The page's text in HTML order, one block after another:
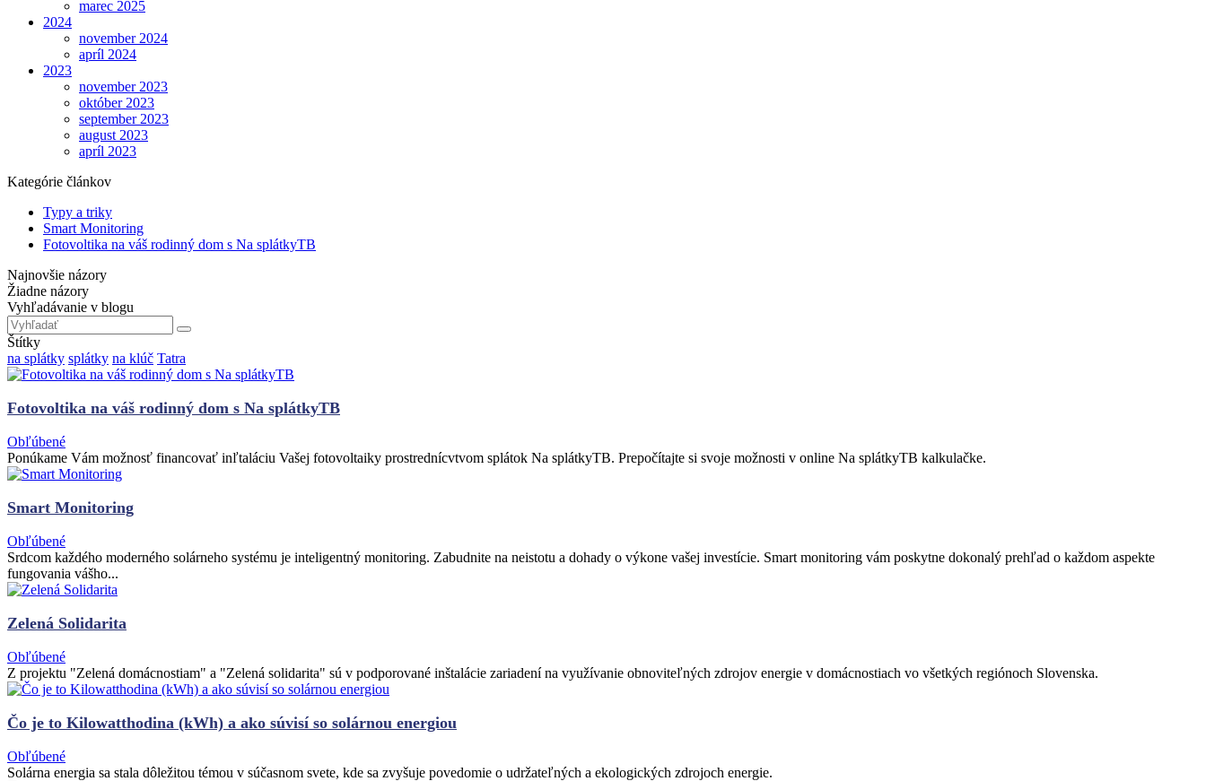
marec 2025
2024
november 2024
apríl 2024
2023
november 2023
október 2023
september 2023
august 2023
apríl 2023
Kategórie článkov
Typy a triky
Smart Monitoring
Fotovoltika na váš rodinný dom s Na splátkyTB
Najnovšie názory
Žiadne názory
Vyhľadávanie v blogu
Štítky
na splátky splátky na klúč Tatra
Fotovoltika na váš rodinný dom s Na splátkyTB
Obľúbené
Ponúkame Vám možnosť financovať inľtaláciu Vašej fotovoltaiky prostrednícvtvom splátok Na splátkyTB. Prepočítajte si svoje možnosti v online Na splátkyTB kalkulačke.
Smart Monitoring
Obľúbené
Srdcom každého moderného solárneho systému je inteligentný monitoring. Zabudnite na neistotu a dohady o výkone vašej investície. Smart monitoring vám poskytne dokonalý prehľad o každom aspekte
fungovania vášho...
Zelená Solidarita
Obľúbené
Z projektu "Zelená domácnostiam" a "Zelená solidarita" sú v podporované inštalácie zariadení na využívanie obnoviteľných zdrojov energie v domácnostiach vo všetkých regiónoch Slovenska.
Čo je to Kilowatthodina (kWh) a ako súvisí so solárnou energiou
Obľúbené
Solárna energia sa stala dôležitou témou v súčasnom svete, kde sa zvyšuje povedomie o udržateľných a ekologických zdrojoch energie.